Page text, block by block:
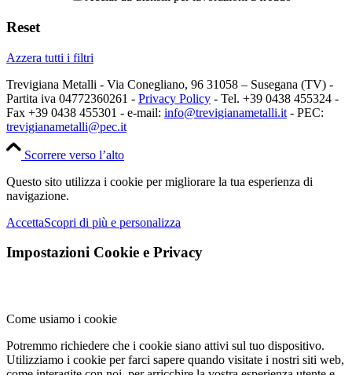
Reset
Azzera tutti i filtri
Trevigiana Metalli - Via Conegliano, 96 31058 – Susegana (TV) -
Partita iva 04772360261 - Privacy Policy - Tel. +39 0438 455324 -
Fax +39 0438 455301 - e-mail: info@trevigianametalli.it - PEC:
trevigianametalli@pec.it
Scorrere verso l’alto
Questo sito utilizza i cookie per migliorare la tua esperienza di
navigazione.
AccettaScopri di più e personalizza
Impostazioni Cookie e Privacy
Come usiamo i cookie
Potremmo richiedere che i cookie siano attivi sul tuo dispositivo.
Utilizziamo i cookie per farci sapere quando visitate i nostri siti web,